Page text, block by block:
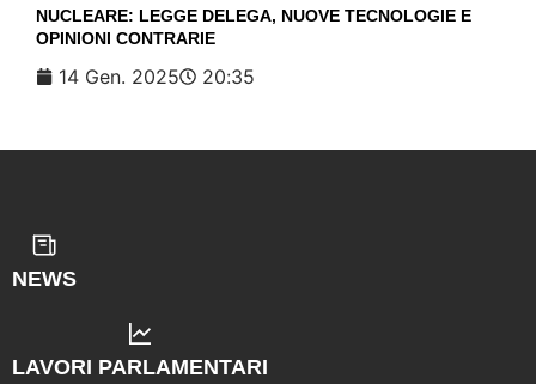
NUCLEARE: LEGGE DELEGA, NUOVE TECNOLOGIE E
OPINIONI CONTRARIE
14 Gen. 2025 20:35
NEWS
LAVORI PARLAMENTARI